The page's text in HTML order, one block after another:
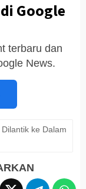
Google
terbaru dan
News.
ke Dalam